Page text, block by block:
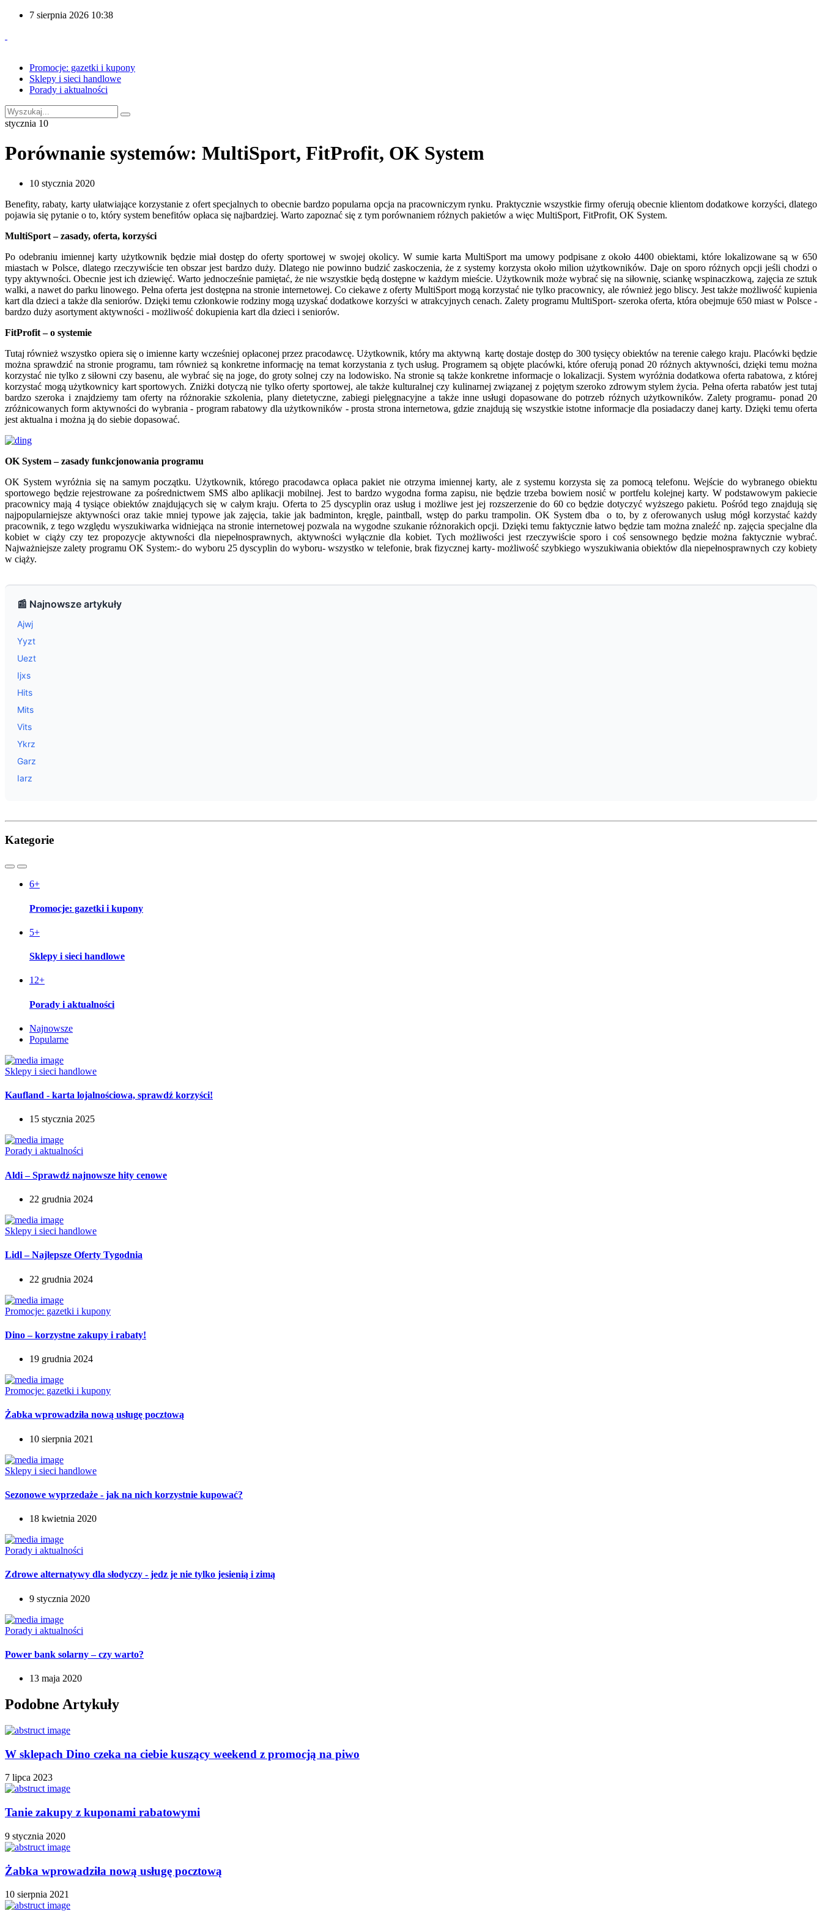
7 sierpnia 2026 10:38
Promocje: gazetki i kupony
Sklepy i sieci handlowe
Porady i aktualności
stycznia 10
Porównanie systemów: MultiSport, FitProfit, OK System
10 stycznia 2020
Benefity, rabaty, karty ułatwiające korzystanie z ofert specjalnych to obecnie bardzo popularna opcja na pracowniczym rynku. Praktycznie wszystkie firmy oferują obecnie klientom dodatkowe korzyści, dlatego
pojawia się pytanie o to, który system benefitów opłaca się najbardziej. Warto zapoznać się z tym porównaniem różnych pakietów a więc MultiSport, FitProfit, OK System.
MultiSport – zasady, oferta, korzyści
Po odebraniu imiennej karty użytkownik będzie miał dostęp do oferty sportowej w swojej okolicy. W sumie karta MultiSport ma umowy podpisane z około 4400 obiektami, które lokalizowane są w 650
miastach w Polsce, dlatego rzeczywiście ten obszar jest bardzo duży. Dlatego nie powinno budzić zaskoczenia, że z systemy korzysta około milion użytkowników. Daje on sporo różnych opcji jeśli chodzi o
typy aktywności. Obecnie jest ich dziewięć. Warto jednocześnie pamiętać, że nie wszystkie będą dostępne w każdym mieście. Użytkownik może wybrać się na siłownię, sciankę wspinaczkową, zajęcia ze sztuk
walki, a nawet do parku linowego. Pełna oferta jest dostępna na stronie internetowej. Co ciekawe z oferty MultiSport mogą korzystać nie tylko pracownicy, ale również jego bliscy. Jest także możliwość kupienia
kart dla dzieci a także dla seniorów. Dzięki temu członkowie rodziny mogą uzyskać dodatkowe korzyści w atrakcyjnych cenach. Zalety programu MultiSport- szeroka oferta, która obejmuje 650 miast w Polsce -
bardzo duży asortyment aktywności - możliwość dokupienia kart dla dzieci i seniorów.
FitProfit – o systemie
Tutaj również wszystko opiera się o imienne karty wcześniej opłaconej przez pracodawcę. Użytkownik, który ma aktywną kartę dostaje dostęp do 300 tysięcy obiektów na terenie całego kraju. Placówki będzie
można sprawdzić na stronie programu, tam również są konkretne informację na temat korzystania z tych usług. Programem są objęte placówki, które oferują ponad 20 różnych aktywności, dzięki temu można
korzystać nie tylko z siłowni czy basenu, ale wybrać się na joge, do groty solnej czy na lodowisko. Na stronie są także konkretne informacje o lokalizacji. System wyróżnia dodatkowa oferta rabatowa, z której
korzystać mogą użytkownicy kart sportowych. Zniżki dotyczą nie tylko oferty sportowej, ale także kulturalnej czy kulinarnej związanej z pojętym szeroko zdrowym stylem życia. Pełna oferta rabatów jest tutaj
bardzo szeroka i znajdziemy tam oferty na różnorakie szkolenia, plany dietetyczne, zabiegi pielęgnacyjne a także inne usługi dopasowane do potrzeb różnych użytkowników. Zalety programu- ponad 20
zróżnicowanych form aktywności do wybrania - program rabatowy dla użytkowników - prosta strona internetowa, gdzie znajdują się wszystkie istotne informacje dla posiadaczy danej karty. Dzięki temu oferta
jest aktualna i można ją do siebie dopasować.
OK System – zasady funkcjonowania programu
OK System wyróżnia się na samym początku. Użytkownik, którego pracodawca opłaca pakiet nie otrzyma imiennej karty, ale z systemu korzysta się za pomocą telefonu. Wejście do wybranego obiektu
sportowego będzie rejestrowane za pośrednictwem SMS albo aplikacji mobilnej. Jest to bardzo wygodna forma zapisu, nie będzie trzeba bowiem nosić w portfelu kolejnej karty. W podstawowym pakiecie
pracownicy mają 4 tysiące obiektów znajdujących się w całym kraju. Oferta to 25 dyscyplin oraz usług i możliwe jest jej rozszerzenie do 60 co będzie dotyczyć wyższego pakietu. Pośród tego znajdują się
najpopularniejsze aktywności oraz takie mniej typowe jak zajęcia, takie jak badminton, kręgle, paintball, wstęp do parku trampolin. OK System dba o to, by z oferowanych usług mógł korzystać każdy
pracownik, z tego względu wyszukiwarka widniejąca na stronie internetowej pozwala na wygodne szukanie różnorakich opcji. Dzięki temu faktycznie łatwo będzie tam można znaleźć np. zajęcia specjalne dla
kobiet w ciąży czy tez propozycje aktywności dla niepełnosprawnych, aktywności wyłącznie dla kobiet. Tych możliwości jest rzeczywiście sporo i coś sensownego będzie można faktycznie wybrać.
Najważniejsze zalety programu OK System:- do wyboru 25 dyscyplin do wyboru- wszystko w telefonie, brak fizycznej karty- możliwość szybkiego wyszukiwania obiektów dla niepełnosprawnych czy kobiety
w ciąży.
📰 Najnowsze artykuły
Ajwj
Yyzt
Uezt
Ijxs
Hits
Mits
Vits
Ykrz
Garz
Iarz
Kategorie
6+
Promocje: gazetki i kupony
5+
Sklepy i sieci handlowe
12+
Porady i aktualności
Najnowsze
Popularne
Sklepy i sieci handlowe
Kaufland - karta lojalnościowa, sprawdź korzyści!
15 stycznia 2025
Porady i aktualności
Aldi – Sprawdź najnowsze hity cenowe
22 grudnia 2024
Sklepy i sieci handlowe
Lidl – Najlepsze Oferty Tygodnia
22 grudnia 2024
Promocje: gazetki i kupony
Dino – korzystne zakupy i rabaty!
19 grudnia 2024
Promocje: gazetki i kupony
Żabka wprowadziła nową usługę pocztową
10 sierpnia 2021
Sklepy i sieci handlowe
Sezonowe wyprzedaże - jak na nich korzystnie kupować?
18 kwietnia 2020
Porady i aktualności
Zdrowe alternatywy dla słodyczy - jedz je nie tylko jesienią i zimą
9 stycznia 2020
Porady i aktualności
Power bank solarny – czy warto?
13 maja 2020
Podobne Artykuły
W sklepach Dino czeka na ciebie kuszący weekend z promocją na piwo
7 lipca 2023
Tanie zakupy z kuponami rabatowymi
9 stycznia 2020
Żabka wprowadziła nową usługę pocztową
10 sierpnia 2021